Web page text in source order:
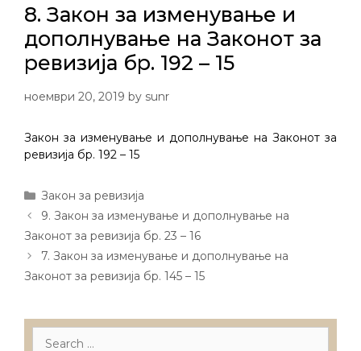
8. Закон за изменување и
дополнување на Законот за
ревизија бр. 192 – 15
ноември 20, 2019 by sunr
Закон за изменување и дополнување на Законот за
ревизија бр. 192 – 15
Categories
Закон за ревизија
Post
navigation
9. Закон за изменување и дополнување на
Законот за ревизија бр. 23 – 16
7. Закон за изменување и дополнување на
Законот за ревизија бр. 145 – 15
Search